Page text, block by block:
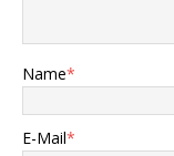
Name*
E-Mail*